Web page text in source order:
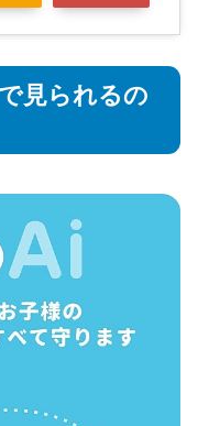
見られるの